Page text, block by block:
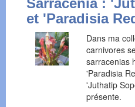
Sarracenia :
et 'Paradisia
Dans ma
carnivores
sarracenias
'Paradisia
'Juthatip
présente.